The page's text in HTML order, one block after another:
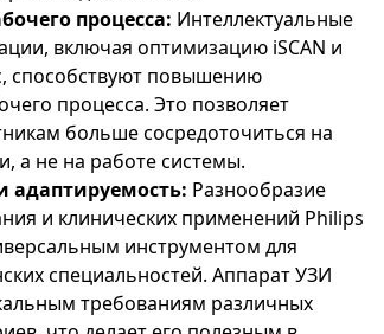
процесса: Интеллектуальные
включая оптимизацию iSCAN и
способствуют повышению
процесса. Это позволяет
больше сосредоточиться на
а не на работе системы.
адаптируемость: Разнообразие
и клинических применений Philips
инструментом для
специальностей. Аппарат УЗИ
требованиям различных